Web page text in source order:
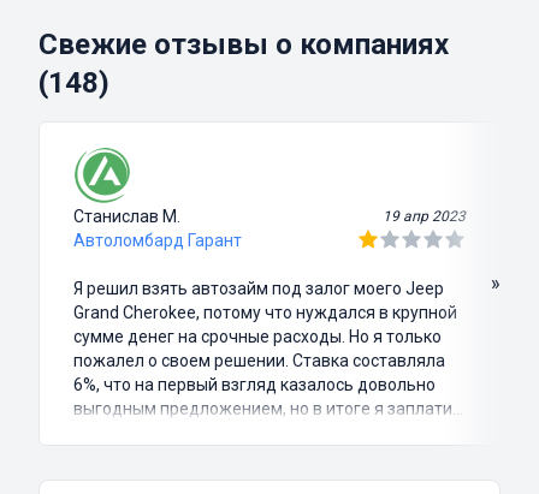
Свежие отзывы о компаниях
(148)
Станислав М. 19 апр 2023
Автоломбард Гарант
Я решил взять автозайм под залог моего Jeep
Grand Cherokee, потому что нуждался в крупной
сумме денег на срочные расходы. Но я только
пожалел о своем решении. Ставка составляла
6%, что на первый взгляд казалось довольно
выгодным предложением, но в итоге я заплатил
затянутым и занял много времени и усилий.
»